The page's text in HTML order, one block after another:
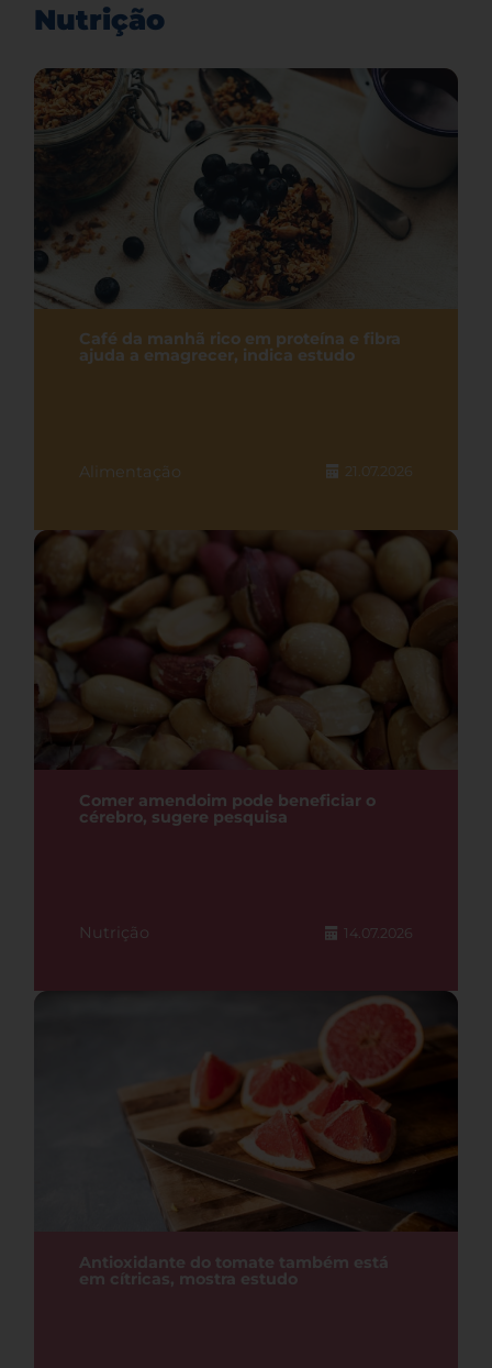
Nutrição
Café da manhã rico em proteína e fibra
ajuda a emagrecer, indica estudo
Alimentação 21.07.2026
Comer amendoim pode beneficiar o
cérebro, sugere pesquisa
Nutrição 14.07.2026
Antioxidante do tomate também está
em cítricas, mostra estudo